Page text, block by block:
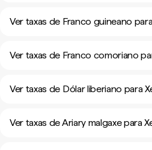
Ver taxas de Franco guineano
Ver taxas de Franco comoriano
Ver taxas de Dólar liberiano para
Ver taxas de Ariary malgaxe para